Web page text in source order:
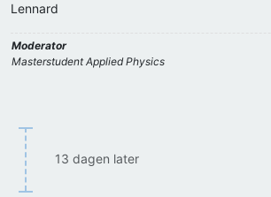
Lennard
Moderator
Masterstudent Applied Physics
13 dagen later